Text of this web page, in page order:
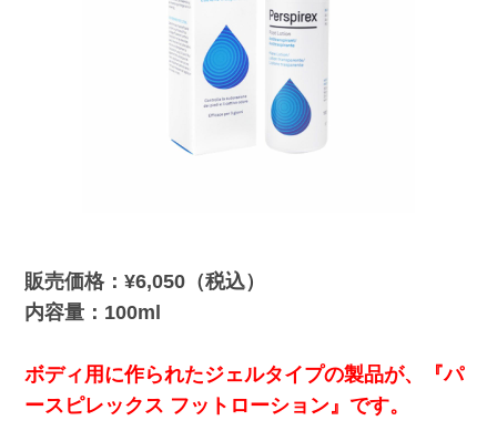
販売価格：¥6,050（税込）
内容量：100ml
ボディ用に作られたジェルタイプの製品が、『パ
ースピレックス フットローション』です。